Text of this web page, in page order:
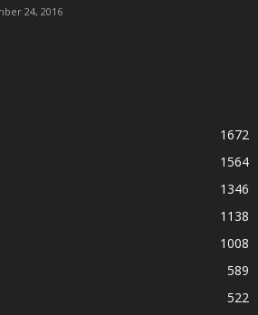
24, 2016
1672
1564
1346
1138
1008
589
522